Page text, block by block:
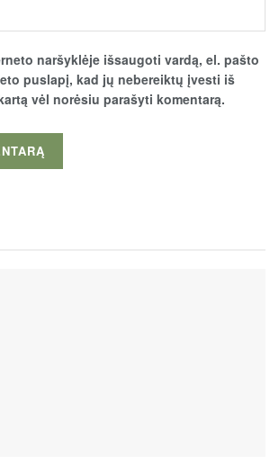
naršyklėje išsaugoti vardą, el. pašto
puslapį, kad jų nebereiktų įvesti iš
vėl norėsiu parašyti komentarą.